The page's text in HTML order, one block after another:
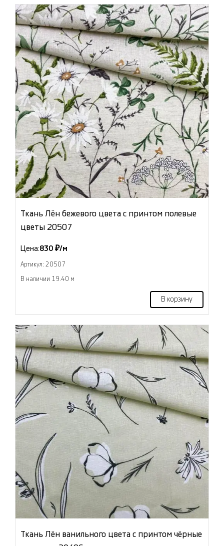
Ткань Лён бежевого цвета с принтом полевые
цветы 20507
Цена:830 ₽/м
Артикул: 20507
В наличии 19.40 м
В корзину
Ткань Лён ванильного цвета с принтом чёрные